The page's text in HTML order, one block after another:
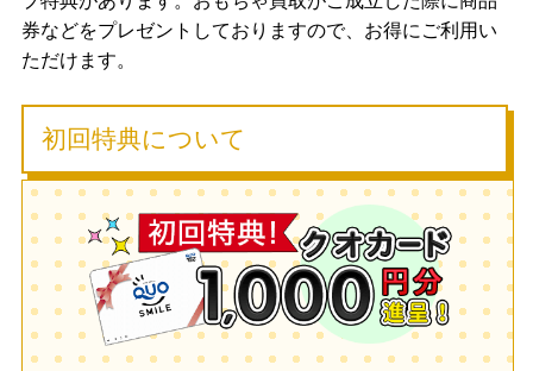
券などをプレゼントしておりますので、お得にご利用い
ただけます。
初回特典について